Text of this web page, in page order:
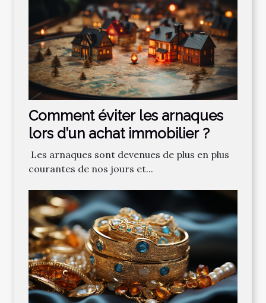
Comment‌ ‌éviter‌ ‌les‌ ‌arnaques‌
‌lors‌ ‌d’un‌ ‌achat‌ ‌immobilier ?‌ ‌
‌ Les‌ ‌arnaques‌ ‌sont‌ ‌devenues‌ ‌de‌ ‌plus‌ ‌en‌ ‌plus‌
‌courantes‌ ‌de‌ ‌nos‌ ‌jours‌ ‌et‌...